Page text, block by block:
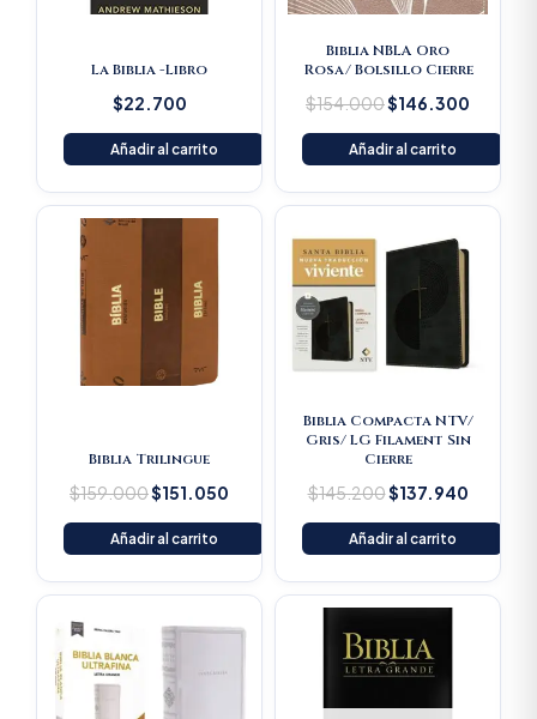
La Biblia -Libro
$22.700
Añadir al carrito
Biblia NBLA Oro
Rosa/ Bolsillo Cierre
$154.000$146.300
Añadir al carrito
Biblia Trilingue
$159.000
Original
$159.000.
$151.050
Current
$151.050.
Añadir al carrito
Biblia Compacta NTV/
Gris/ LG Filament Sin
Cierre
$145.200
was:
$145.200.
$137.940
Current
is:
Añadir al carrito